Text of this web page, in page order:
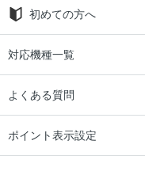
初めての方へ
対応機種一覧
よくある質問
ポイント表示設定